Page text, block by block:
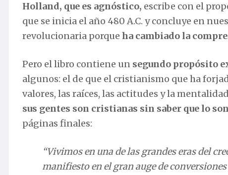
Holland, que es agnóstico, escribe con el
que se inicia el año 480 A.C. y concluye en
revolucionaria porque ha cambiado la
Pero el libro contiene un segundo propósito
algunos: el de que el cristianismo que ha
valores, las raíces, las actitudes y la
sus gentes son cristianas sin saber que lo son
páginas finales:
“Vivimos en una de las grandes eras del
manifiesto en el gran auge de